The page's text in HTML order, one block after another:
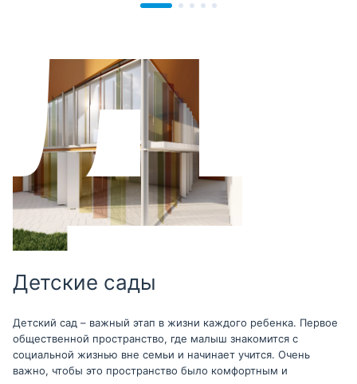
Детские сады
Детский сад – важный этап в жизни каждого ребенка. Первое
общественной пространство, где малыш знакомится с
социальной жизнью вне семьи и начинает учится. Очень
важно, чтобы это пространство было комфортным и